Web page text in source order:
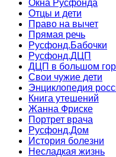
Окна Русфонда
Отцы и дети
Право на вычет
Прямая речь
Русфонд.Бабочки
Русфонд.ДЦП
ДЦП в большом
Свои чужие дети
Энциклопедия
Книга утешений
Жанна Фриске
Портрет врача
Русфонд.Дом
История болезни
Несладкая жизнь